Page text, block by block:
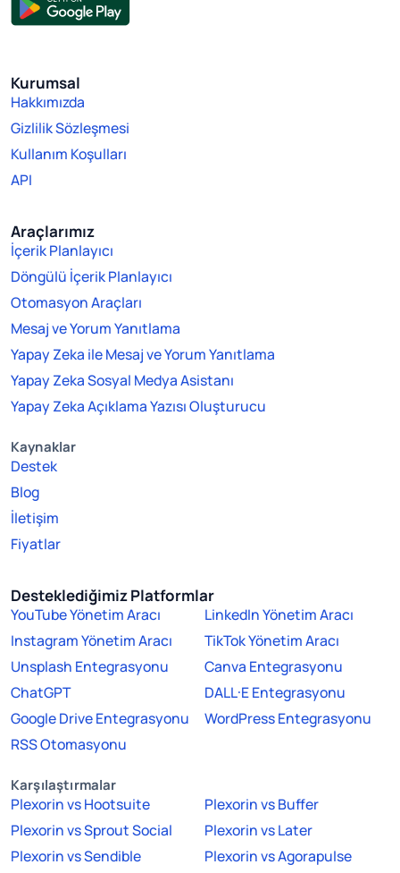
Kurumsal
Hakkımızda
Gizlilik Sözleşmesi
Kullanım Koşulları
API
Araçlarımız
İçerik Planlayıcı
Döngülü İçerik Planlayıcı
Otomasyon Araçları
Mesaj ve Yorum Yanıtlama
Yapay Zeka ile Mesaj ve Yorum Yanıtlama
Yapay Zeka Sosyal Medya Asistanı
Yapay Zeka Açıklama Yazısı Oluşturucu
Kaynaklar
Destek
Blog
İletişim
Fiyatlar
Desteklediğimiz Platformlar
YouTube Yönetim Aracı
LinkedIn Yönetim Aracı
Instagram Yönetim Aracı
TikTok Yönetim Aracı
Unsplash Entegrasyonu
Canva Entegrasyonu
ChatGPT
DALL·E Entegrasyonu
Google Drive Entegrasyonu
WordPress Entegrasyonu
RSS Otomasyonu
Karşılaştırmalar
Plexorin vs Hootsuite
Plexorin vs Buffer
Plexorin vs Sprout Social
Plexorin vs Later
Plexorin vs Sendible
Plexorin vs Agorapulse